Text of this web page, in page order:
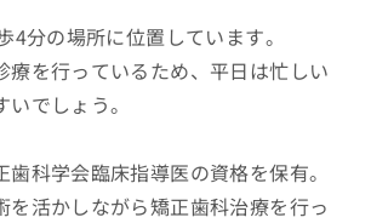
4分の場所に位置しています。
療を行っているため、平日は忙しい
でしょう。
科学会臨床指導医の資格を保有。
を活かしながら矯正歯科治療を行っ